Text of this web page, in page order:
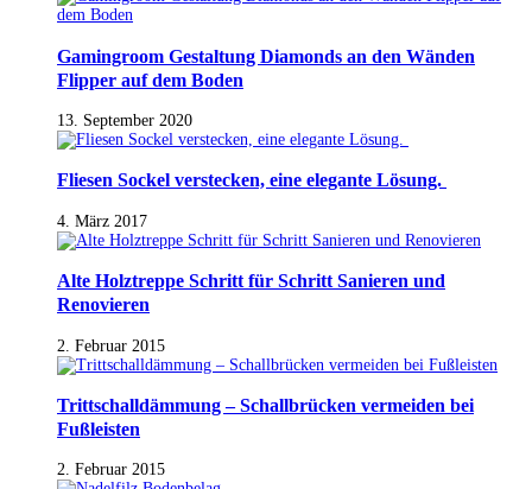
Gamingroom Gestaltung Diamonds an den Wänden
Flipper auf dem Boden
13. September 2020
Fliesen Sockel verstecken, eine elegante Lösung.
4. März 2017
Alte Holztreppe Schritt für Schritt Sanieren und
Renovieren
2. Februar 2015
Trittschalldämmung – Schallbrücken vermeiden bei
Fußleisten
2. Februar 2015